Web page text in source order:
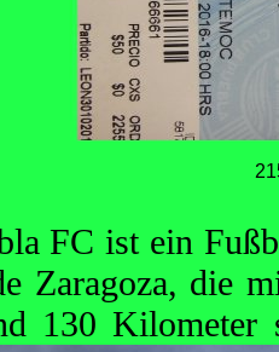
FC ist ein
Zaragoza, die
130 Kilometer